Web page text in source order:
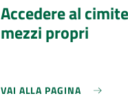
Accedere al
mezzi propri
VAI ALLA PAGINA